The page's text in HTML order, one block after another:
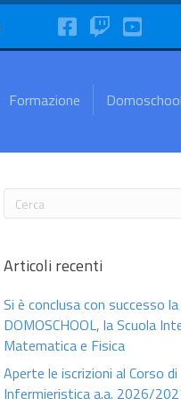
FaceBookTwitchYouTube
Formazione Domoschool
Articoli recenti
Si è conclusa con successo
DOMOSCHOOL, la Scuola
Matematica e Fisica
Aperte le iscrizioni al Corso
Infermieristica a.a. 2026/